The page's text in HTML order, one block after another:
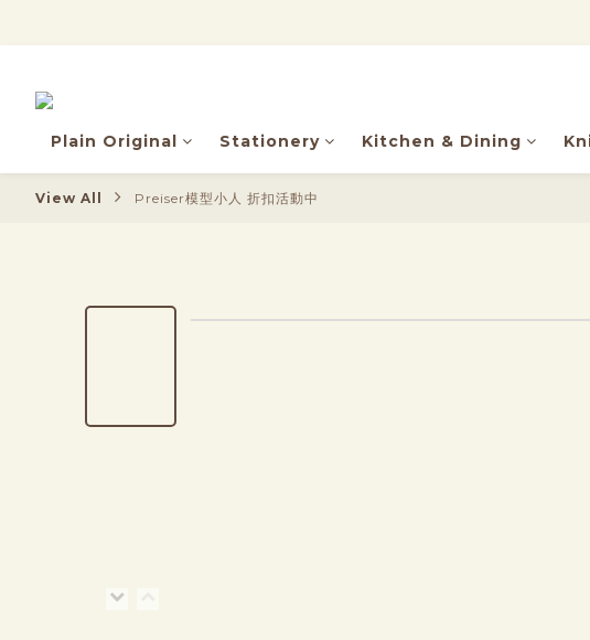
Plain Original Stationery Kitchen & Dining
View All Preiser模型小人 折扣活動中